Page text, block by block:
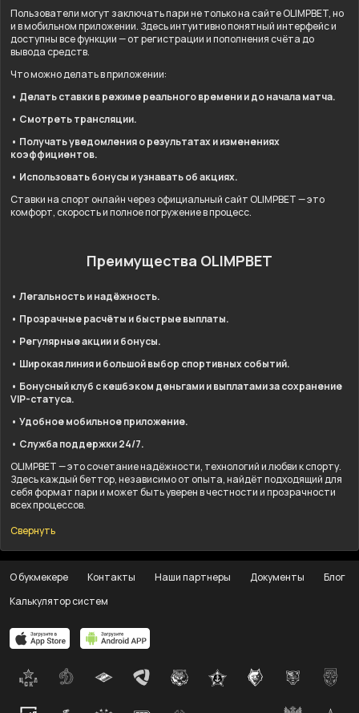
Пользователи могут заключать пари не только на сайте OLIMPBET, но
и в мобильном приложении. Здесь интуитивно понятный интерфейс и
доступны все функции — от регистрации и пополнения счёта до
вывода средств.
Что можно делать в приложении:
• Делать ставки в режиме реального времени и до начала матча.
• Смотреть трансляции.
• Получать уведомления о результатах и изменениях
коэффициентов.
• Использовать бонусы и узнавать об акциях.
Ставки на спорт онлайн через официальный сайт OLIMPBET — это
комфорт, скорость и полное погружение в процесс.
Преимущества OLIMPBET
• Легальность и надёжность.
• Прозрачные расчёты и быстрые выплаты.
• Регулярные акции и бонусы.
• Широкая линия и большой выбор спортивных событий.
• Бонусный клуб с кешбэком деньгами и выплатами за сохранение
VIP-статуса.
• Удобное мобильное приложение.
• Служба поддержки 24/7.
OLIMPBET — это сочетание надёжности, технологий и любви к спорту.
Здесь каждый беттор, независимо от опыта, найдёт подходящий для
себя формат пари и может быть уверен в честности и прозрачности
всех процессов.
Свернуть
О букмекере Контакты Наши партнеры Документы
Блог
Калькулятор систем